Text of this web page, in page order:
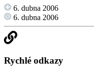
6. dubna 2006
6. dubna 2006
Rychlé odkazy